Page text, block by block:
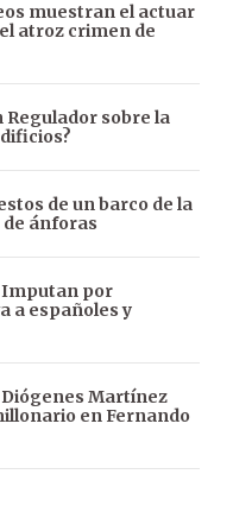
muestran el actuar
atroz crimen de
Regulador sobre la
de un barco de la
ánforas
Imputan por
a españoles y
Martínez
en Fernando